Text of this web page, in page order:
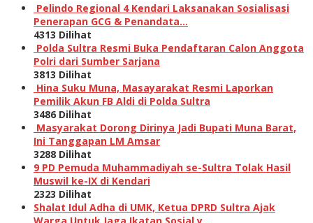
Pelindo Regional 4 Kendari Laksanakan Sosialisasi
Penerapan GCG & Penandata…
4313 Dilihat
Polda Sultra Resmi Buka Pendaftaran Calon Anggota
Polri dari Sumber Sarjana
3813 Dilihat
Hina Suku Muna, Masayarakat Resmi Laporkan
Pemilik Akun FB Aldi di Polda Sultra
3486 Dilihat
Masyarakat Dorong Dirinya Jadi Bupati Muna Barat,
Ini Tanggapan LM Amsar
3288 Dilihat
9 PD Pemuda Muhammadiyah se-Sultra Tolak Hasil
Muswil ke-IX di Kendari
2323 Dilihat
Shalat Idul Adha di UMK, Ketua DPRD Sultra Ajak